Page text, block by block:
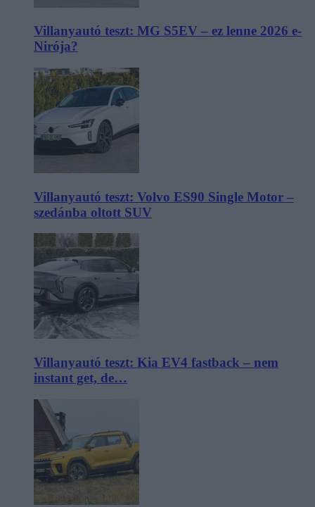
Villanyautó teszt: MG S5EV – ez lenne 2026 e-
Nirója?
Villanyautó teszt: Volvo ES90 Single Motor –
szedánba oltott SUV
Villanyautó teszt: Kia EV4 fastback – nem
instant get, de…